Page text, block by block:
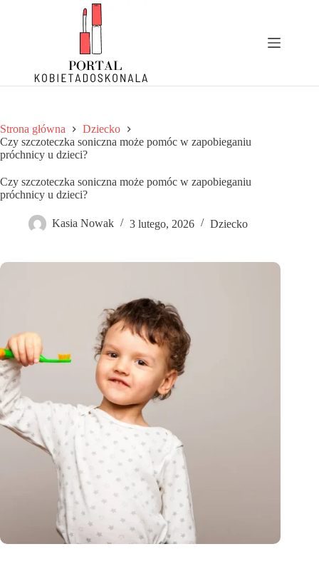
Strona główna
Dziecko
Czy szczoteczka soniczna może pomóc w zapobieganiu
próchnicy u dzieci?
Czy szczoteczka soniczna może pomóc w zapobieganiu
próchnicy u dzieci?
Kasia Nowak 3 lutego, 2026 Dziecko